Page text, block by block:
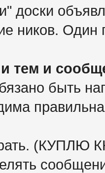
доски
ников. Один
тем и
быть
(КУПЛЮ